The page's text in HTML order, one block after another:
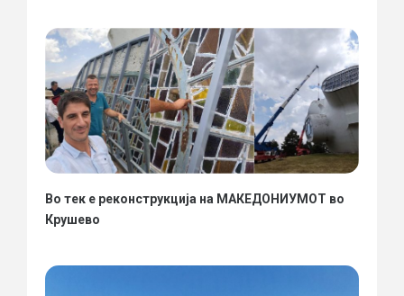
Во тек е реконструкција на МАКЕДОНИУМОТ во
Крушево